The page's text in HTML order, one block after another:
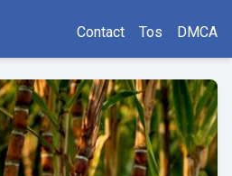
Contact Tos DMCA